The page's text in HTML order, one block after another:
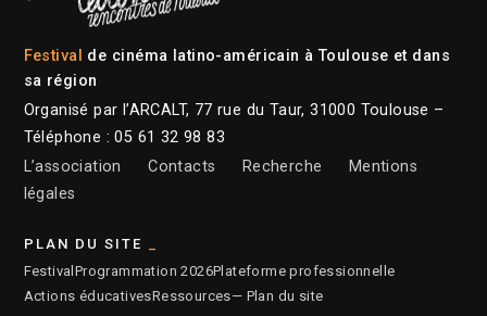
Festival de cinéma latino-américain à Toulouse et dans
sa région
Organisé par l’ARCALT, 77 rue du Taur, 31000 Toulouse –
Téléphone : 05 61 32 98 83
L’association
Contacts Recherche
Mentions
légales
PLAN DU SITE
Festival Programmation 2026Plateforme professionnelle
Actions éducativesRessources— Plan du site